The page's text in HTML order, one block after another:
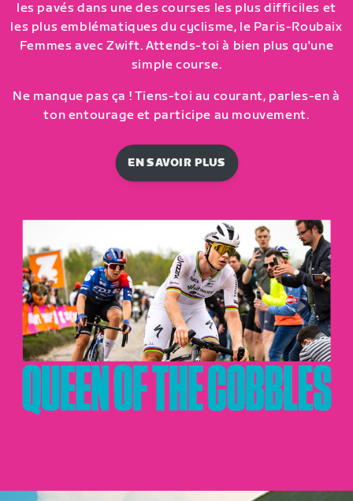
les pavés dans une des courses les plus difficiles et
les plus emblématiques du cyclisme, le Paris-Roubaix
Femmes avec Zwift. Attends-toi à bien plus qu'une
simple course.
Ne manque pas ça ! Tiens-toi au courant, parles-en à
ton entourage et participe au mouvement.
EN SAVOIR PLUS